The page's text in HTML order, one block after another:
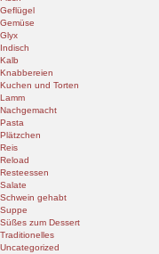
Geflügel
Gemüse
Glyx
Indisch
Kalb
Knabbereien
Kuchen und Torten
Lamm
Nachgemacht
Pasta
Plätzchen
Reis
Reload
Resteessen
Salate
Schwein gehabt
Suppe
Süßes zum Dessert
Traditionelles
Uncategorized